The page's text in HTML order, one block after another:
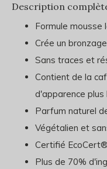
Description
Formule mousse
Crée un
Sans traces et
Contient de la
d'apparence
Parfum naturel
Végétalien et
Certifié
Plus de 70%